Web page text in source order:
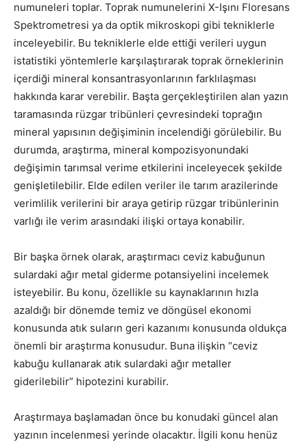
numuneleri toplar. Toprak numunelerini X-Işını Floresans
Spektrometresi ya da optik mikroskopi gibi tekniklerle
inceleyebilir. Bu tekniklerle elde ettiği verileri uygun
istatistiki yöntemlerle karşılaştırarak toprak örneklerinin
içerdiği mineral konsantrasyonlarının farklılaşması
hakkında karar verebilir. Başta gerçekleştirilen alan yazın
taramasında rüzgar tribünleri çevresindeki toprağın
mineral yapısının değişiminin incelendiği görülebilir. Bu
durumda, araştırma, mineral kompozisyonundaki
değişimin tarımsal verime etkilerini inceleyecek şekilde
genişletilebilir. Elde edilen veriler ile tarım arazilerinde
verimlilik verilerini bir araya getirip rüzgar tribünlerinin
varlığı ile verim arasındaki ilişki ortaya konabilir.
Bir başka örnek olarak, araştırmacı ceviz kabuğunun
sulardaki ağır metal giderme potansiyelini incelemek
isteyebilir. Bu konu, özellikle su kaynaklarının hızla
azaldığı bir dönemde temiz ve döngüsel ekonomi
konusunda atık suların geri kazanımı konusunda oldukça
önemli bir araştırma konusudur. Buna ilişkin “ceviz
kabuğu kullanarak atık sulardaki ağır metaller
giderilebilir” hipotezini kurabilir.
Araştırmaya başlamadan önce bu konudaki güncel alan
yazının incelenmesi yerinde olacaktır. İlgili konu henüz